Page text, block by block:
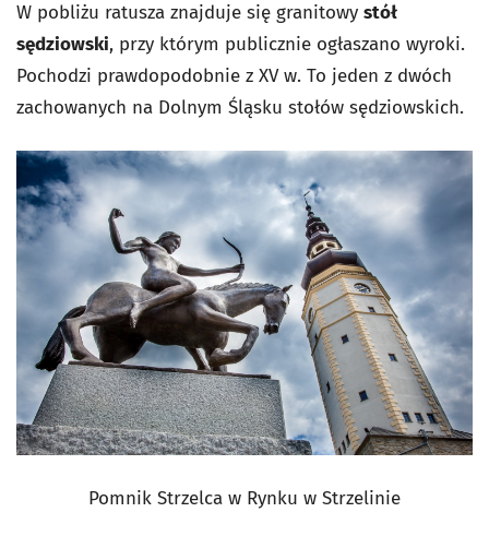
W pobliżu ratusza znajduje się granitowy stół
sędziowski, przy którym publicznie ogłaszano wyroki.
Pochodzi prawdopodobnie z XV w. To jeden z dwóch
zachowanych na Dolnym Śląsku stołów sędziowskich.
Pomnik Strzelca w Rynku w Strzelinie